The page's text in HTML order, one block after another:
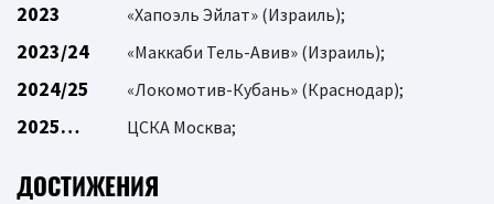
2023 «Хапоэль Эйлат» (Израиль);
2023/24 «Маккаби Тель-Авив» (Израиль);
2024/25 «Локомотив-Кубань» (Краснодар);
2025… ЦСКА Москва;
ДОСТИЖЕНИЯ